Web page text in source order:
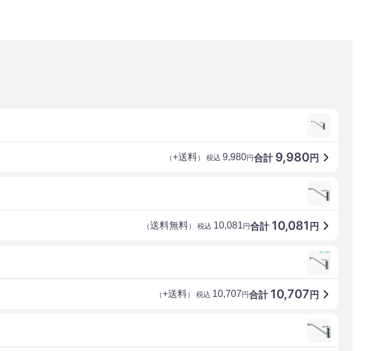
合計 9,980円
（+送料） 税込 9,980円
合計 10,081 円
（送料無料） 税込 10,081円
合計 10,707 円
（+送料） 税込 10,707円